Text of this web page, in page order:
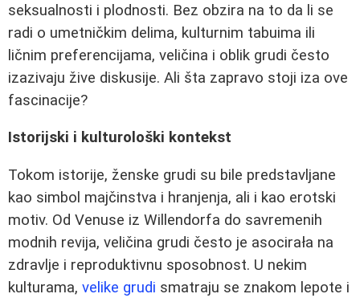
seksualnosti i plodnosti. Bez obzira na to da li se
radi o umetničkim delima, kulturnim tabuima ili
ličnim preferencijama, veličina i oblik grudi često
izazivaju žive diskusije. Ali šta zapravo stoji iza ove
fascinacije?
Istorijski i kulturološki kontekst
Tokom istorije, ženske grudi su bile predstavljane
kao simbol majčinstva i hranjenja, ali i kao erotski
motiv. Od Venuse iz Willendorfa do savremenih
modnih revija, veličina grudi često je asocirała na
zdravlje i reproduktivnu sposobnost. U nekim
kulturama, velike grudi smatraju se znakom lepote i